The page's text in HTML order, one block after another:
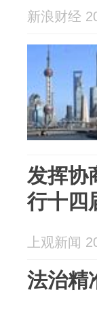
新浪财经
发挥协
行十四
上观新闻
法治精